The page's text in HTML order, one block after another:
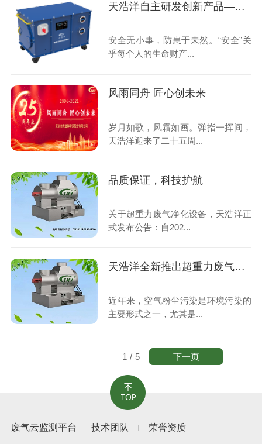
天浩洋自主研发创新产品——有限空间生命保障仪
安全无小事，防患于未然。“安全”关
乎每个人的生命财产...
风雨同舟 匠心创未来
岁月如歌，风霜如画。弹指一挥间，
天浩洋迎来了二十五周...
品质保证，科技护航
关于超重力废气净化设备，天浩洋正
式发布公告：自202...
天浩洋全新推出超重力废气净化设备
近年来，空气粉尘污染是环境污染的
主要形式之一，尤其是...
1 / 5 下一页
废气云监测平台 技术团队 荣誉资质